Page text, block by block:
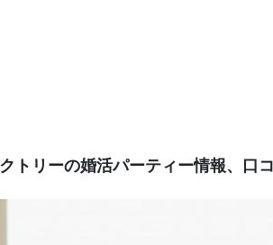
トリーの婚活パーティー情報、口